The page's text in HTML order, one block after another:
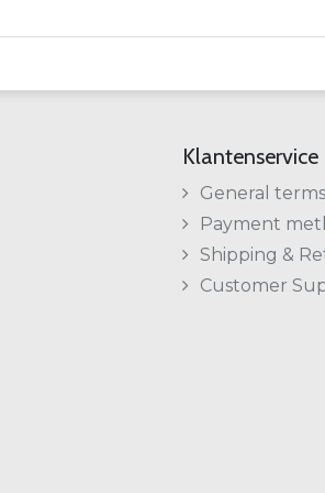
Klantenservice
General
Payment
Shipping &
Customer